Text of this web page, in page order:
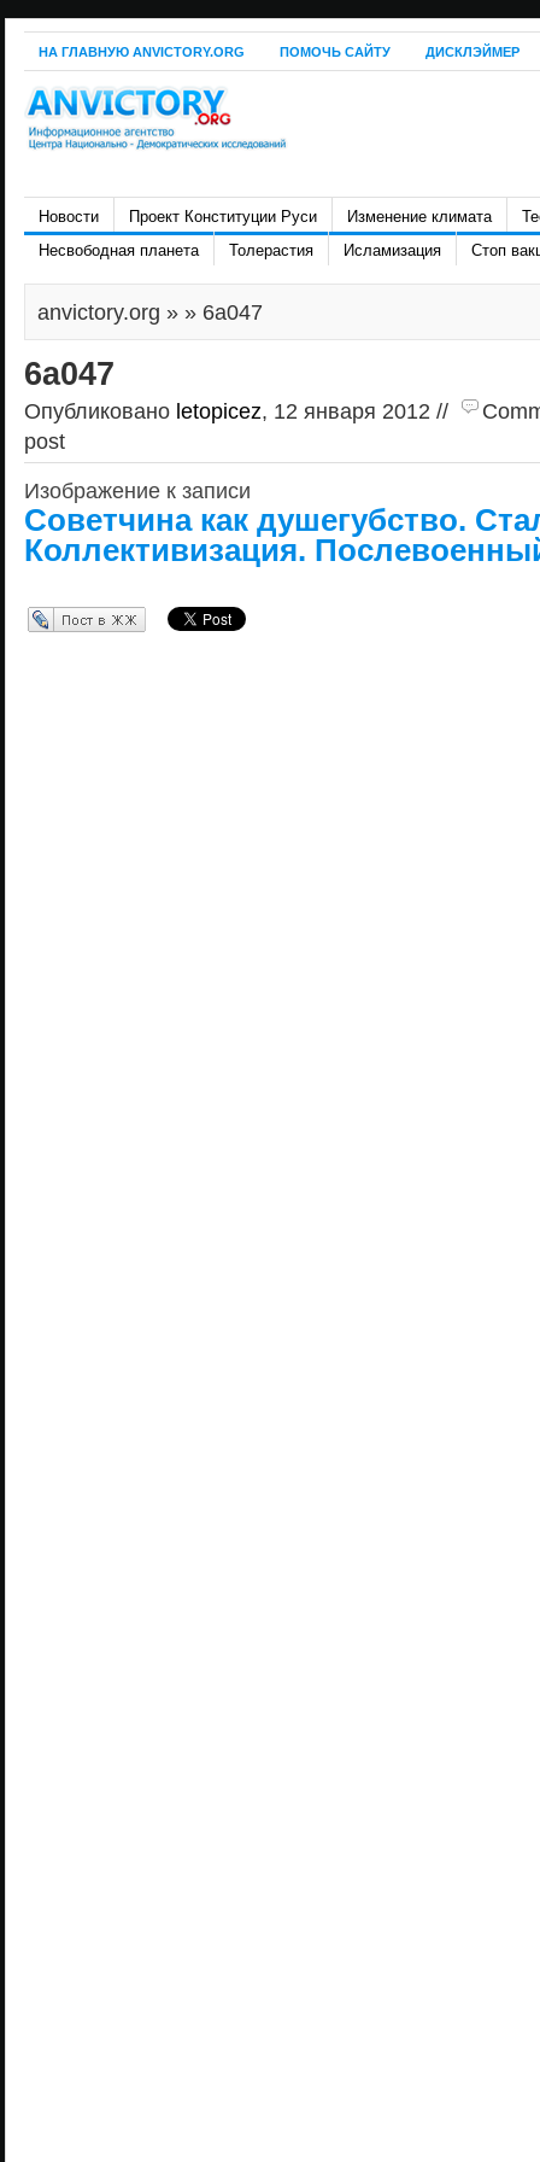
НА ГЛАВНУЮ ANVICTORY.ORG ПОМОЧЬ САЙТУ ДИСКЛЭЙМЕР
Новости Проект Конституции Руси Изменение климата
Несвободная планета
Толерастия Исламизация Стоп
anvictory.org » » 6a047
6a047
Опубликовано letopicez, 12 января 2012 //
post
Изображение к записи
Советчина как душегубство.
Коллективизация.
Перепост в ЖЖ